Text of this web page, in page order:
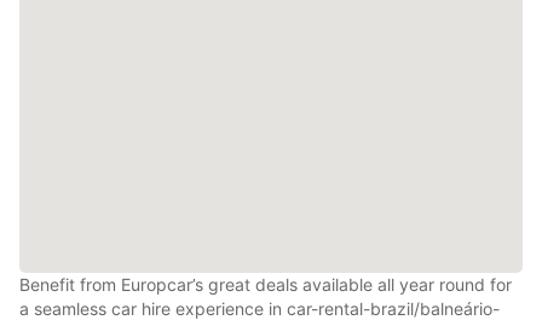
Benefit from Europcar’s great deals available all year round for
a seamless car hire experience in car-rental-brazil/balneário-